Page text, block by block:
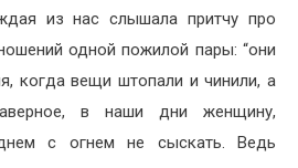
из нас слышала притчу про
одной пожилой пары: “они
когда вещи штопали и чинили, а
в наши дни женщину,
с огнем не сыскать. Ведь